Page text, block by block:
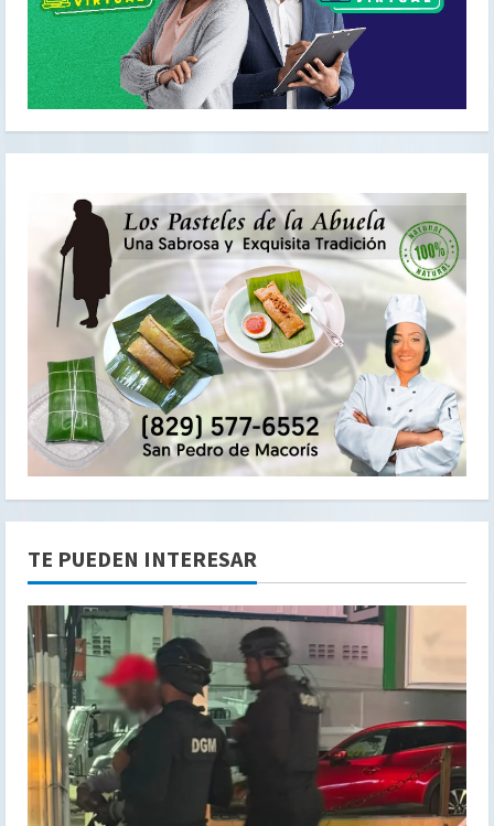
TE PUEDEN INTERESAR